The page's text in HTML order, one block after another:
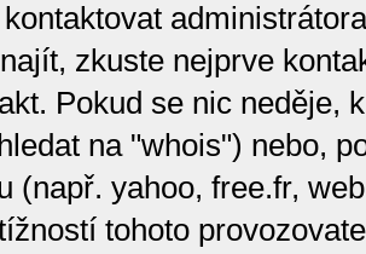
zkuste nejprve
Pokud se nic neděje,
na "whois") nebo,
(např. yahoo, free.fr,
tohoto